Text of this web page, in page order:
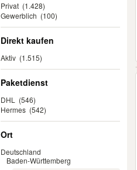
Privat (1.428)
Gewerblich (100)
Direkt kaufen
Aktiv (1.515)
Paketdienst
DHL
(546)
Hermes (542)
Ort
Deutschland
Baden-Württemberg